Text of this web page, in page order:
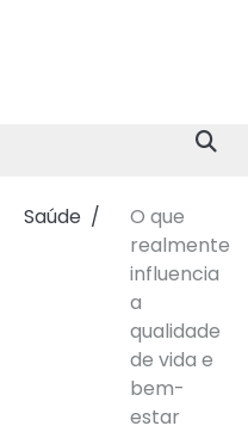
Saúde
O que
realmente
influencia
a
qualidade
de vida e
bem-
estar